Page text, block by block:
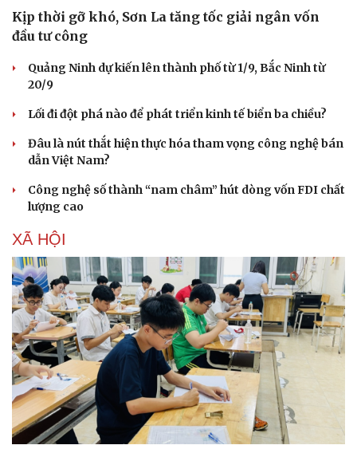
Du lịch
Tư vấn
Săn Tour
Podcast
Câu chuyện thời sự
Đọc truyện đêm khuya
Kịp thời gỡ khó, Sơn La tăng tốc giải ngân vốn
đầu tư công
Quảng Ninh dự kiến lên thành phố từ 1/9, Bắc Ninh từ
20/9
Lối đi đột phá nào để phát triển kinh tế biển ba chiều?
Đâu là nút thắt hiện thực hóa tham vọng công nghệ bán
dẫn Việt Nam?
Công nghệ số thành “nam châm” hút dòng vốn FDI chất
lượng cao
XÃ HỘI